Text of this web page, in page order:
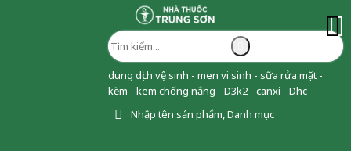
dung dịch vệ sinh - men vi sinh - sữa rửa mặt -
kẽm - kem chống nắng - D3k2 - canxi - Dhc
Nhập tên sản phẩm, Danh mục